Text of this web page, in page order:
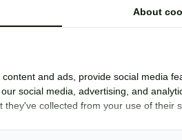
About
and ads, provide social media
social media, advertising, and
collected from your use of their